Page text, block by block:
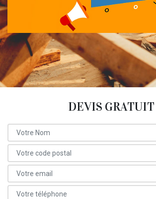
DEVIS GRATUIT